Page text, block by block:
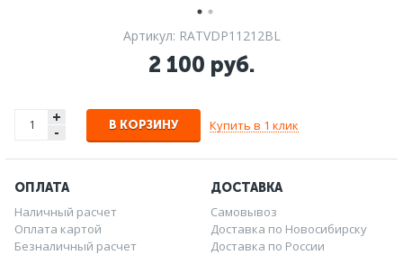
Артикул: RATVDP11212BL
2 100 руб.
+
- В КОРЗИНУ Купить в 1 клик
ОПЛАТА
Наличный расчет
Оплата картой
Безналичный расчет
ДОСТАВКА
Самовывоз
Доставка по Новосибирску
Доставка по России